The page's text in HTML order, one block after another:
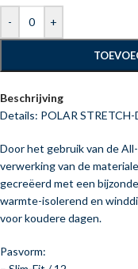
- +
Beschrijving
Details: POLAR STRETCH-
Door het gebruik van de
verwerking van de
gecreëerd met een
warmte-isolerend en
voor koudere dagen.
Pasvorm: